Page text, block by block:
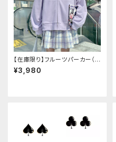
【在庫限り】フルーツパーカー（ブ
ルべリ、ブドウ、キウイ、チェリー、
ぶどう
¥3,980